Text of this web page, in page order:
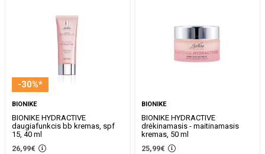
-30%*
BIONIKE
BIONIKE HYDRACTIVE
daugiafunkcis bb kremas, spf
15, 40 ml
26,99€
BIONIKE
BIONIKE HYDRACTIVE
drėkinamasis - maitinamasis
kremas, 50 ml
25,99€